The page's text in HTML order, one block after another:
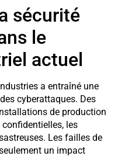
sécurité
le
actuel
a entraîné une
cyberattaques. Des
de production
les
Les failles de
un impact